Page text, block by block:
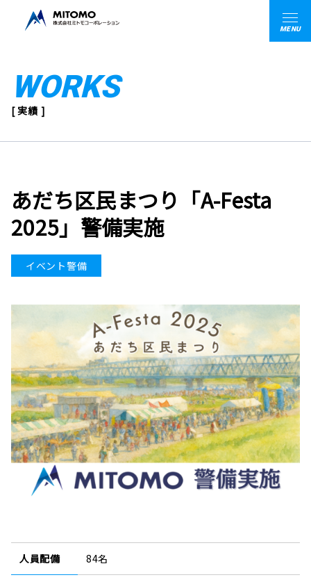
MENU
WORKS
[ 実績 ]
あだち区民まつり「A-Festa
2025」警備実施
イベント警備
人員配備 84名